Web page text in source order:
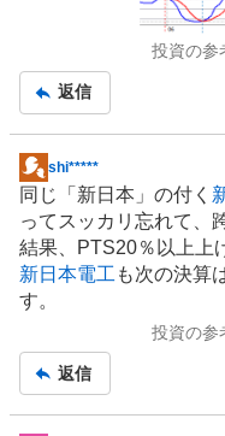
投資の参
返信
掲
示
板
記
事
shi*****
同じ「新日本」の付く
ってスッカリ忘れて、
結果、PTS20％以上上
新日本電工 も次の決算
す。
投資の参
返信